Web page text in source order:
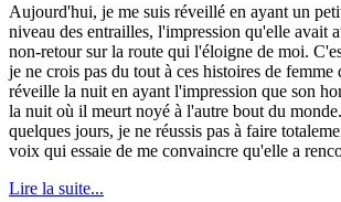
Aujourd'hui, je me suis réveillé en ayant un
niveau des entrailles, l'impression qu'elle avait
non-retour sur la route qui l'éloigne de moi.
je ne crois pas du tout à ces histoires de femme
réveille la nuit en ayant l'impression que son
la nuit où il meurt noyé à l'autre bout du
quelques jours, je ne réussis pas à faire
voix qui essaie de me convaincre qu'elle a
Lire la suite...